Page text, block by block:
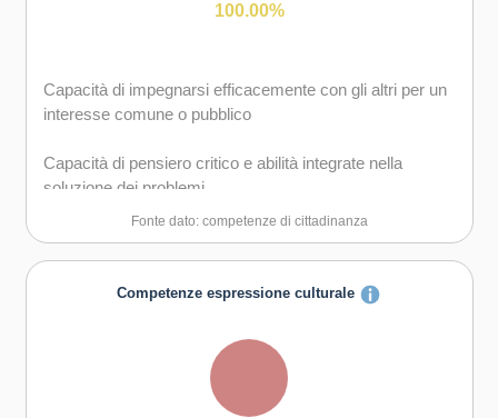
Capacità di possedere spirito di iniziativa e
autoconsapevolezza
Capacità di essere proattivi e lungimiranti
Capacità di coraggio e perseveranza nel raggiungimento
degli obiettivi
Capacità di motivare gli altri e valorizzare le loro idee, di
Capacità di accettare la responsabilità
100.00%
Capacità di impegnarsi efficacemente con gli altri per un
interesse comune o pubblico
Capacità di pensiero critico e abilità integrate nella
soluzione dei problemi
Fonte dato: competenze di cittadinanza
Competenze espressione culturale